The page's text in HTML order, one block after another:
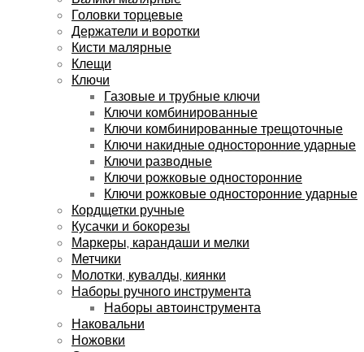
Головки торцевые
Держатели и воротки
Кисти малярные
Клещи
Ключи
Газовые и трубные ключи
Ключи комбинированные
Ключи комбинированные трещоточные
Ключи накидные односторонние ударные
Ключи разводные
Ключи рожковые односторонние
Ключи рожковые односторонние ударные
Кордщетки ручные
Кусачки и бокорезы
Маркеры, карандаши и мелки
Метчики
Молотки, кувалды, киянки
Наборы ручного инструмента
Наборы автоинструмента
Наковальни
Ножовки